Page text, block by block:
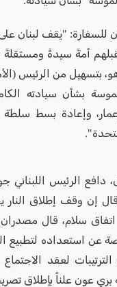
للسفارة: "يقف لبنان
أمةً سيدةً ومستقلةً
بتسهيل من الرئيس
بشأن سيادته
وإعادة بسط
دافع الرئيس
إن وقف إطلاق النار
سلام، قال
عن استعداده لتطبيع
الترتيبات لعقد
بري عون علناً بإطلاق